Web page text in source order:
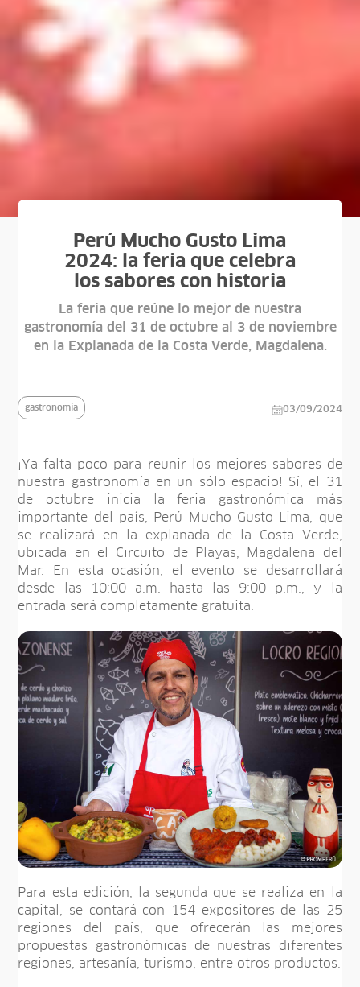
Perú Mucho Gusto Lima
2024: la feria que celebra
los sabores con historia
La feria que reúne lo mejor de nuestra
gastronomía del 31 de octubre al 3 de noviembre
en la Explanada de la Costa Verde, Magdalena.
gastronomia 03/09/2024
¡Ya falta poco para reunir los mejores sabores de
nuestra gastronomía en un sólo espacio! Sí, el 31
de octubre inicia la feria gastronómica más
importante del país, Perú Mucho Gusto Lima, que
se realizará en la explanada de la Costa Verde,
ubicada en el Circuito de Playas, Magdalena del
Mar. En esta ocasión, el evento se desarrollará
desde las 10:00 a.m. hasta las 9:00 p.m., y la
entrada será completamente gratuita.
Para esta edición, la segunda que se realiza en la
capital, se contará con 154 expositores de las 25
regiones del país, que ofrecerán las mejores
propuestas gastronómicas de nuestras diferentes
regiones, artesanía, turismo, entre otros productos.